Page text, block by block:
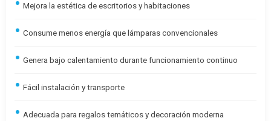
Mejora la estética de escritorios y habitaciones
Consume menos energía que lámparas convencionales
Genera bajo calentamiento durante funcionamiento continuo
Fácil instalación y transporte
Adecuada para regalos temáticos y decoración moderna